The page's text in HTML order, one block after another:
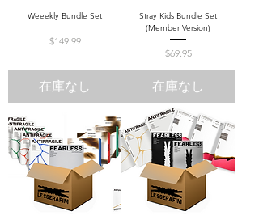
Weeekly Bundle Set
価格
$149.99
在庫なし
Stray Kids Bundle Set
(Member Version)
価格
$69.95
在庫なし